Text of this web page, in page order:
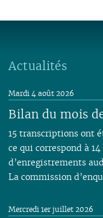
Actualités
Bilan du mois
Mardi 4 août 2026
15 transcriptions ont
ce qui correspond à
d’enregistrements
La commission
Mercredi 1er juillet 2026